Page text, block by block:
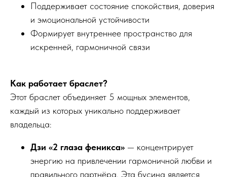
Поддерживает состояние спокойствия, доверия
и эмоциональной устойчивости
Формирует внутреннее пространство для
искренней, гармоничной связи
Как работает браслет?
Этот браслет объединяет 5 мощных элементов,
каждый из которых уникально поддерживает
владельца:
Дзи «2 глаза феникса» — концентрирует
энергию на привлечении гармоничной любви и
правильного партнёра. Эта бусина является